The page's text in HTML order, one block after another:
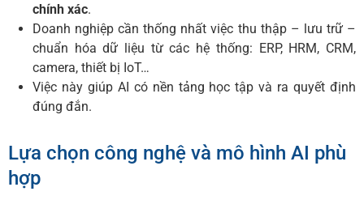
chính xác.
Doanh nghiệp cần thống nhất việc thu thập – lưu trữ –
chuẩn hóa dữ liệu từ các hệ thống: ERP, HRM, CRM,
camera, thiết bị IoT…
Việc này giúp AI có nền tảng học tập và ra quyết định
đúng đắn.
Lựa chọn công nghệ và mô hình AI phù
hợp